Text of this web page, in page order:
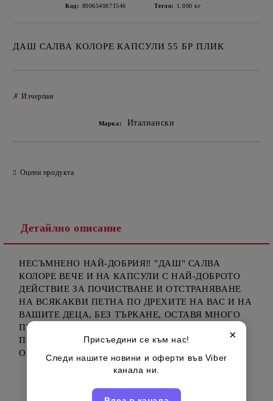
Код: 8006540871546 Тегло: 1.000 кг
ДАШ САЛВА КОЛОРЕ КАПСУЛИ 55 БР ПЛИК
✗ Изчерпан
Марка: Италиански
Оцени продукта
Детайлно описание
НЕСЪМНЕНО НАЙ-ДОБРИЯ‼️ "ДАШ" САЛВА
КОЛОРЕ ВЕЧЕ И НА КАПСУЛИ С НАЙ-ДОБРОТО
ДЕЙСТВИЕ ЗА ПОЧИСТВАНЕ И ОТСТРАНЯВАНЕ
НА ВСЯКАКВИ ПЕТНА ПО ДРЕХИТЕ НА ВАС И НА
ВАШИТЕ ДЕЦА, БЕЗ ТЪРКАНЕ, ОСТАВЯ МНОГО
ПРИЯТЕН ДЪЛГОТРАЕН АРОМАТ СЛЕД
ПРОСТИРАНЕ, КАКТО И СЛЕД ИЗСЪХВАНЕ,
ОПАКОВКА ОТ 55 КАПСУЛИ
×
Присъедини се към нас!
Следи нашите новини и оферти във Viber
канала ни.